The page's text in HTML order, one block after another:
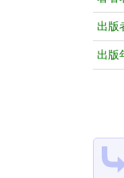
出版
出版